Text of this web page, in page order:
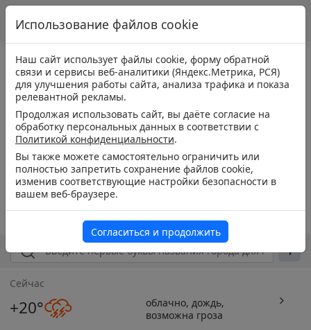
Сейчас
+20°
облачно, дождь,
возможна гроза
Использование файлов cookie
Наш сайт использует файлы cookie, форму обратной
связи и сервисы веб-аналитики (Яндекс.Метрика, РСЯ)
для улучшения работы сайта, анализа трафика и показа
релевантной рекламы.
Продолжая использовать сайт, вы даёте согласие на
обработку персональных данных в соответствии с
Политикой конфиденциальности.
Вы также можете самостоятельно ограничить или
полностью запретить сохранение файлов cookie,
изменив соответствующие настройки безопасности в
вашем веб-браузере.
Согласиться и продолжить